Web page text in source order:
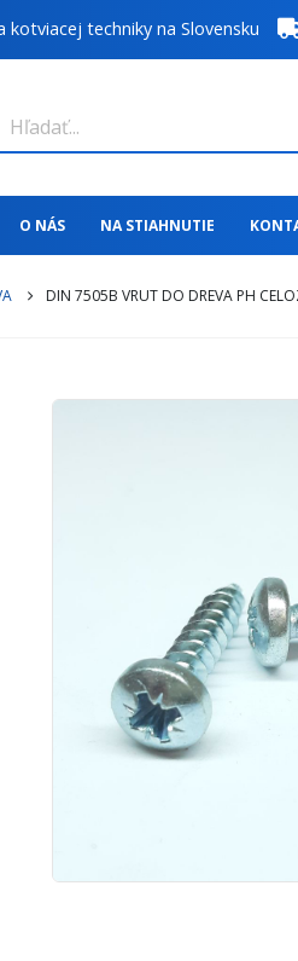
techniky na Slovensku
O NÁS NA STIAHNUTIE
DIN 7505B VRUT DO DREVA PH